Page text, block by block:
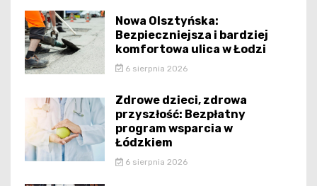
Nowa Olsztyńska:
Bezpieczniejsza i bardziej
komfortowa ulica w Łodzi
6 sierpnia 2026
Zdrowe dzieci, zdrowa
przyszłość: Bezpłatny
program wsparcia w
Łódzkiem
6 sierpnia 2026